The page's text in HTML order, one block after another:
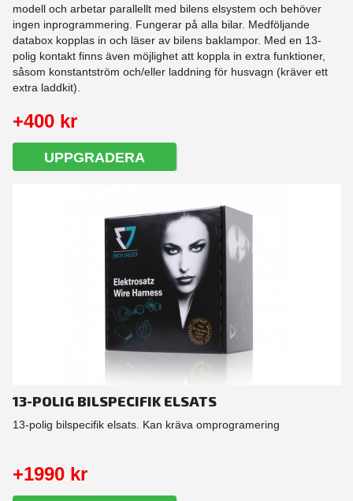
modell och arbetar parallellt med bilens elsystem och behöver
ingen inprogrammering. Fungerar på alla bilar. Medföljande
databox kopplas in och läser av bilens baklampor. Med en 13-
polig kontakt finns även möjlighet att koppla in extra funktioner,
såsom konstantström och/eller laddning för husvagn (kräver ett
extra laddkit).
+400 kr
UPPGRADERA
13-POLIG BILSPECIFIK ELSATS
13-polig bilspecifik elsats. Kan kräva omprogramering
+1990 kr